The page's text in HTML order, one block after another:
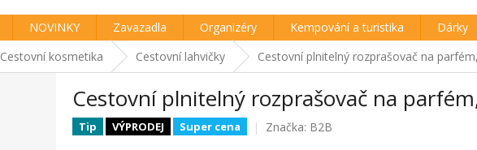
NOVINKY Zavazadla Organizéry Kempování a turistika Dárky
Cestovní kosmetika Cestovní lahvičky Cestovní plnitelný rozprašovač na
Cestovní plnitelný rozprašovač na
Tip VÝPRODEJ Super cena Značka: B2B